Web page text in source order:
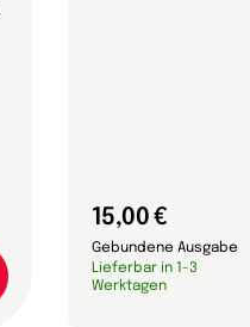
15,00 €
Gebundene Ausgabe
Lieferbar in 1-3
Werktagen